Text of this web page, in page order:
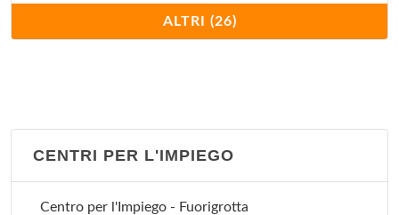
Compagnia Napoli Vomero
via Genio 7, Napoli
Regione Carabinieri "Campania"
ALTRI (26)
CENTRI PER L'IMPIEGO
Centro per l'Impiego - Fuorigrotta